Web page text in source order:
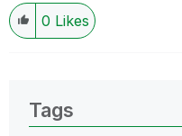
0 Likes
Tags